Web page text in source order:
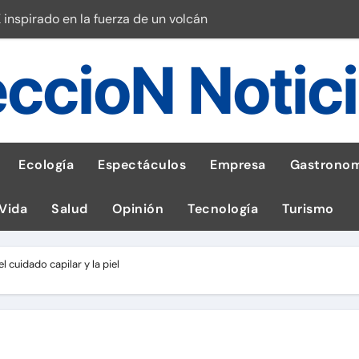
en la fuerza de un volcán
impulsa la salud materna
por ignorar distancias de seguridad
al Perú en Toulouse Lautrec
en cáncer a nivel nacional
¡Descarga la app de Meridianbet y gana una jugada gratis
Ecología Espectáculos Empresa
Salud Opinión Tecnología Turismo
cuidado capilar y la piel